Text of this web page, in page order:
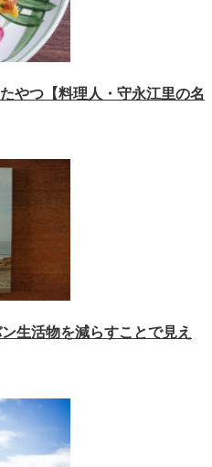
やつ【料理人・守永江里の名
生活物を減らすことで見え